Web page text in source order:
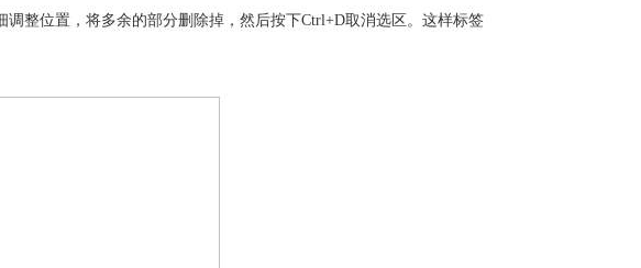
整位置，将多余的部分删除掉，然后按下Ctrl+D取消选区。这样标签